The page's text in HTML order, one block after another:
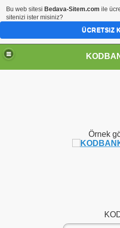
Örnek
Bu web sitesi Bedava-Sitem.com ile
sitenizi ister misiniz?
ÜCRETSIZ